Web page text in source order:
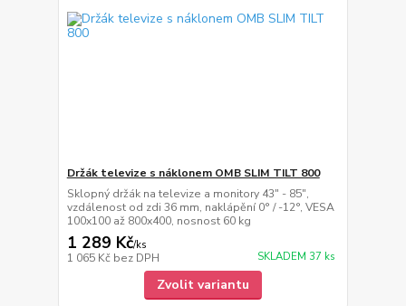
Držák televize s náklonem OMB SLIM TILT 800
Sklopný držák na televize a monitory 43" - 85",
vzdálenost od zdi 36 mm, naklápění 0° / -12°, VESA
100x100 až 800x400, nosnost 60 kg
1 289 Kč/ks
1 065 Kč bez DPH SKLADEM 37 ks
Zvolit variantu